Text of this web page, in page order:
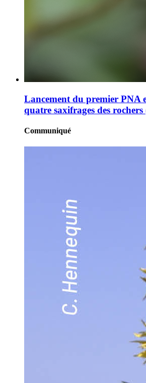
Lancement du premier PNA
quatre saxifrages des
Communiqué